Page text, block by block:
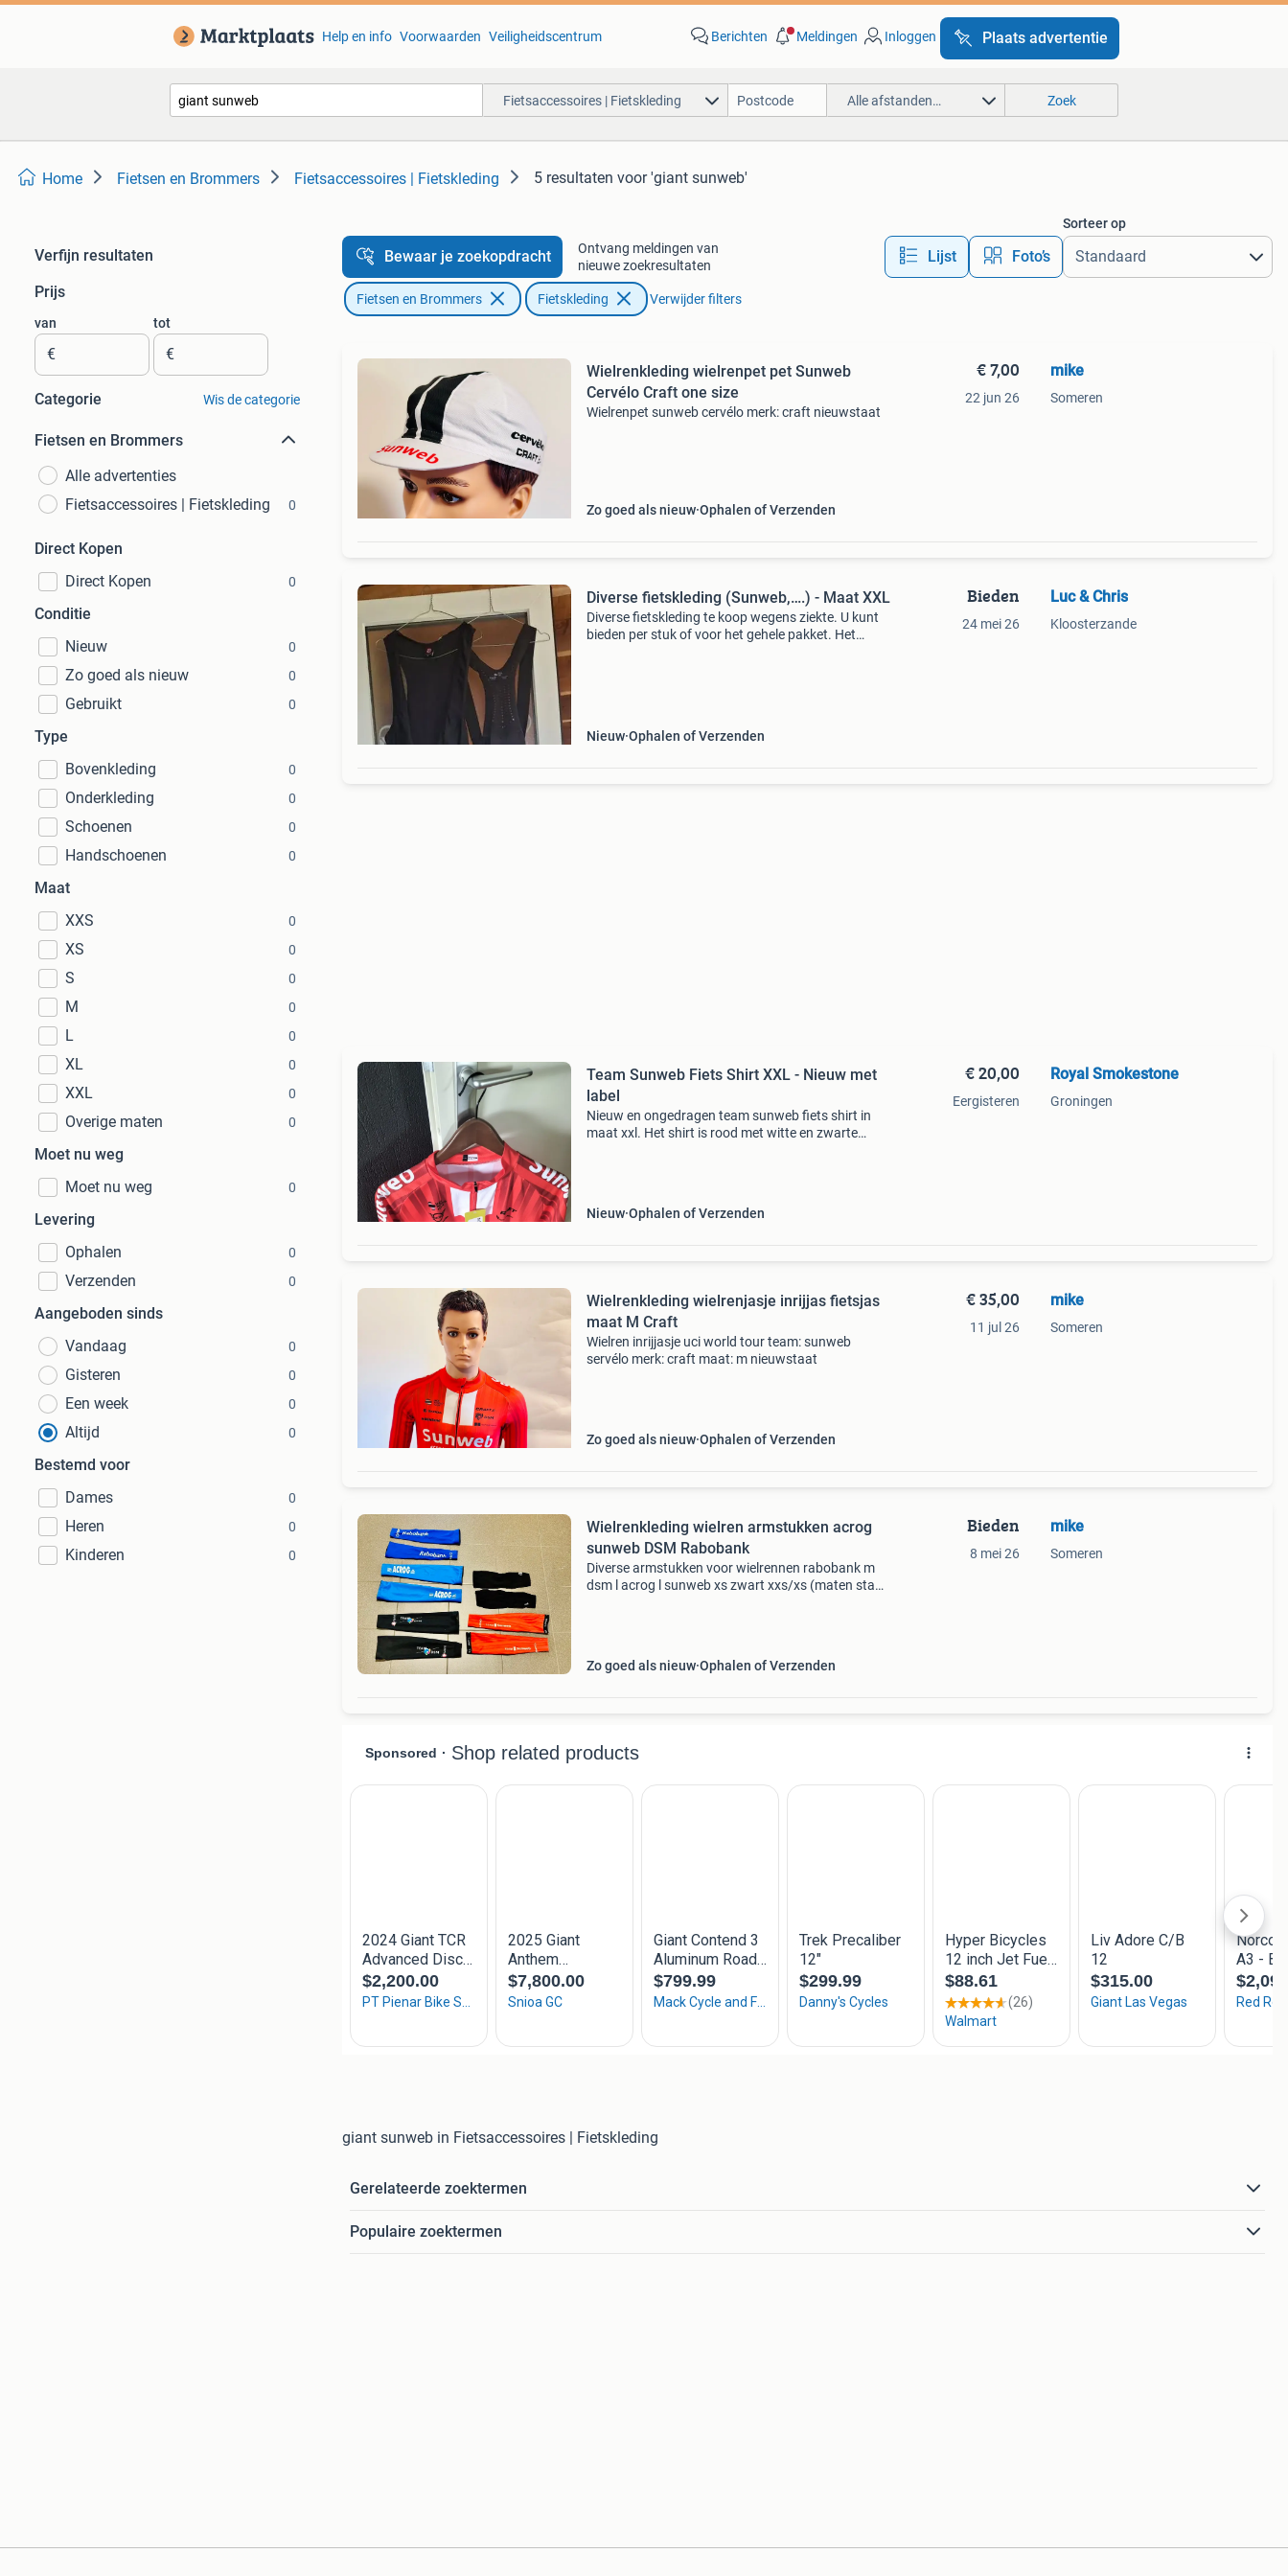
Help en info Voorwaarden Veiligheidscentrum Berichten Meldingen Inloggen Plaats advertentie
Fietsaccessoires | Fietskleding Alle afstanden… Zoek
Home Fietsen en Brommers Fietsaccessoires | Fietskleding 5 resultaten voor 'giant sunweb'
Verfijn resultaten
Prijs
van
€
tot
€
Categorie Wis de categorie
Fietsen en Brommers
Alle advertenties
Fietsaccessoires | Fietskleding
0
Direct Kopen
Direct Kopen
0
Conditie
Nieuw
0
Zo goed als nieuw 0
Gebruikt 0
Type
Bovenkleding
0
Onderkleding 0
Schoenen 0
Handschoenen 0
Maat
XXS
0
XS 0
S 0
M 0
L 0
XL 0
XXL 0
Overige maten 0
Moet nu weg
Moet nu weg
0
Levering
Ophalen
0
Verzenden 0
Aangeboden sinds
Vandaag
0
Gisteren 0
Een week 0
Altijd 0
Bestemd voor
Dames
0
Heren 0
Kinderen 0
Bewaar je zoekopdracht
Ontvang meldingen van
nieuwe zoekresultaten
Lijst Foto’s
Sorteer op
Fietsen en Brommers Fietskleding Verwijder filters
Wielrenkleding wielrenpet pet Sunweb
Cervélo Craft one size
Wielrenpet sunweb cervélo merk: craft nieuwstaat
Zo goed als nieuw Ophalen of Verzenden
€ 7,00
22 jun 26
mike
Someren
Diverse fietskleding (Sunweb,….) - Maat XXL
Diverse fietskleding te koop wegens ziekte. U kunt
bieden per stuk of voor het gehele pakket. Het
Nieuw Ophalen of Verzenden
Bieden
24 mei 26
Luc & Chris
Kloosterzande
Team Sunweb Fiets Shirt XXL - Nieuw met
label
Nieuw en ongedragen team sunweb fiets shirt in
maat xxl. Het shirt is rood met witte en zwarte
Nieuw Ophalen of Verzenden
€ 20,00
Eergisteren
Royal Smokestone
Groningen
Wielrenkleding wielrenjasje inrijjas fietsjas
maat M Craft
Wielren inrijjasje uci world tour team: sunweb
servélo merk: craft maat: m nieuwstaat
Zo goed als nieuw Ophalen of Verzenden
€ 35,00
11 jul 26
mike
Someren
Wielrenkleding wielren armstukken acrog
sunweb DSM Rabobank
Diverse armstukken voor wielrennen rabobank m
dsm l acrog l sunweb xs zwart xxs/xs (maten staan
Zo goed als nieuw Ophalen of Verzenden
Bieden
8 mei 26
mike
Someren
giant sunweb in Fietsaccessoires | Fietskleding
Gerelateerde zoektermen
Populaire zoektermen